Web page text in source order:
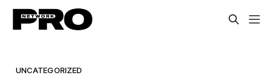
UNCATEGORIZED